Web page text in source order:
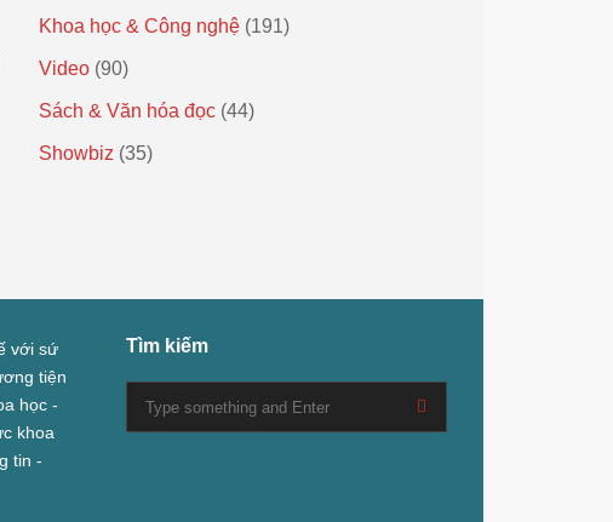
Khoa học & Công nghệ (191)
Video (90)
Sách & Văn hóa đọc (44)
Showbiz (35)
với sứ
tiện
học -
khoa
tin -
Tìm kiếm